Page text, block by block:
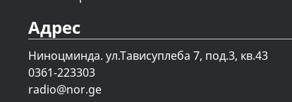
Адрес
Ниноцминда. ул.Тависуплеба 7, под.3, кв.43
0361-223303
radio@nor.ge